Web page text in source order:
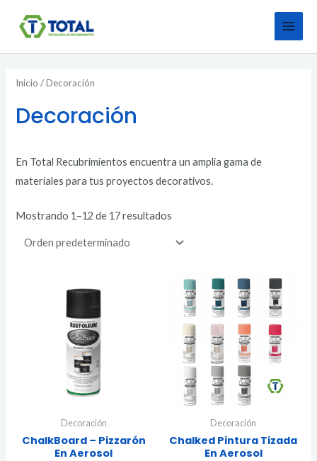
Inicio / Decoración
Decoración
En Total Recubrimientos encuentra un amplia gama de
materiales para tus proyectos decorativos.
Mostrando 1–12 de 17 resultados
Decoración
ChalkBoard – Pizzarón
En Aerosol
Decoración
Chalked Pintura Tizada
En Aerosol